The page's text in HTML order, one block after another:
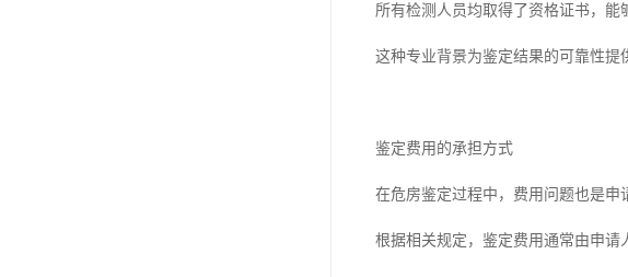
所有检测人员均取得了资格证书，能
这种专业背景为鉴定结果的可靠性提
鉴定费用的承担方式
在危房鉴定过程中，费用问题也是申
根据相关规定，鉴定费用通常由申请